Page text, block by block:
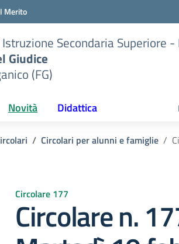
Merito
Secondaria Superiore
Giudice
(FG)
Novità Didattica
Circolari per alunni e famiglie
Circolare 177
Circolare n.